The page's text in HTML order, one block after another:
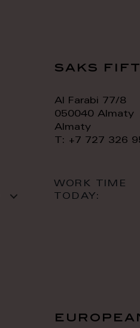
saks
Al Farabi 77/8
050040 Almaty
Almaty
T: +7 727 326
WORK TIME
TODAY: